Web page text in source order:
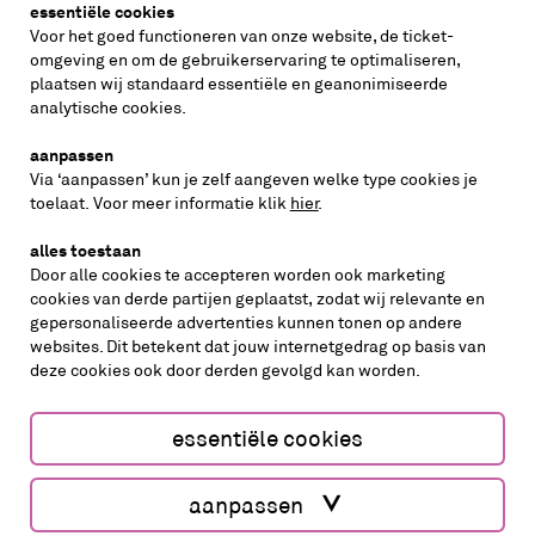
vraag de nieuwsbrief aan
inschrijven
volg ons op
cookies aanpassen cookies/privacy
Website by The Cre8ion.Lab
essentiële cookies
Voor het goed functioneren van onze website, de ticket-
omgeving en om de gebruikerservaring te optimaliseren,
plaatsen wij standaard essentiële en geanonimiseerde
analytische cookies.
aanpassen
Via ‘aanpassen’ kun je zelf aangeven welke type cookies je
toelaat. Voor meer informatie klik hier.
alles toestaan
Door alle cookies te accepteren worden ook marketing
cookies van derde partijen geplaatst, zodat wij relevante en
gepersonaliseerde advertenties kunnen tonen op andere
websites. Dit betekent dat jouw internetgedrag op basis van
deze cookies ook door derden gevolgd kan worden.
essentiële cookies
aanpassen